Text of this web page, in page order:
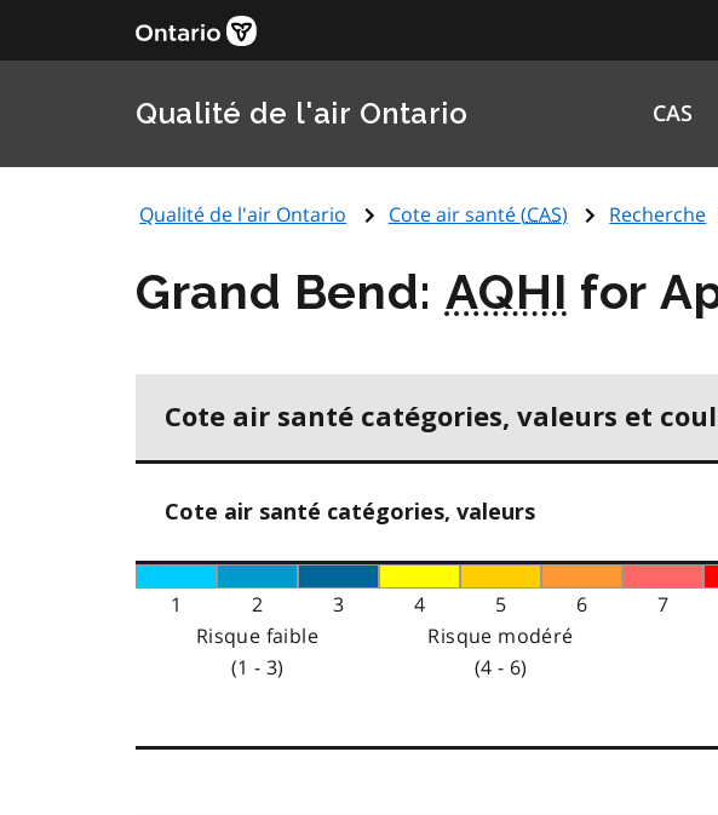
Qualité de l'air Ontario CAS
Qualité de l'air Ontario Cote air santé (CAS) Recherche
Grand Bend: AQHI for
Cote air santé catégories, valeurs et
Cote air santé catégories, valeurs
1 2 3 4 5 6 7
Risque faible
(1 - 3)
Risque modéré
(4 - 6)